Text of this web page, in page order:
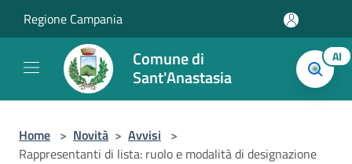
Regione Campania
Comune di
Sant'Anastasia
AI
Home > Novità > Avvisi >
Rappresentanti di lista: ruolo e modalità di designazione